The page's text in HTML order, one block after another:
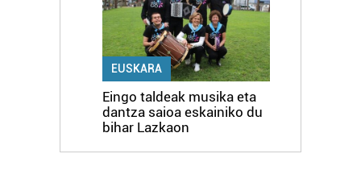
EUSKARA
Eingo taldeak musika eta
dantza saioa eskainiko du
bihar Lazkaon